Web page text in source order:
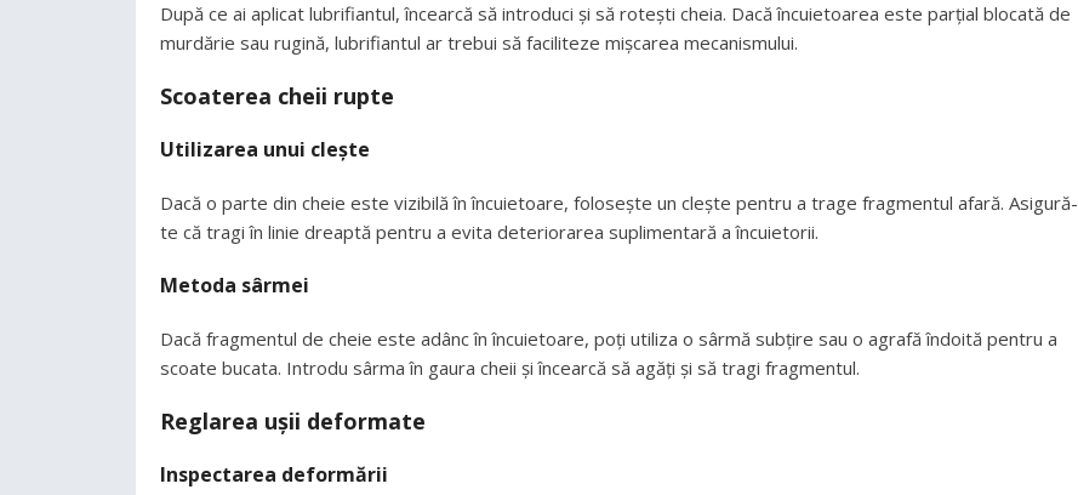
După ce ai aplicat lubrifiantul, încearcă să introduci și să rotești cheia. Dacă încuietoarea este parțial blocată de
murdărie sau rugină, lubrifiantul ar trebui să faciliteze mișcarea mecanismului.
Scoaterea cheii rupte
Utilizarea unui clește
Dacă o parte din cheie este vizibilă în încuietoare, folosește un clește pentru a trage fragmentul afară. Asigură-
te că tragi în linie dreaptă pentru a evita deteriorarea suplimentară a încuietorii.
Metoda sârmei
Dacă fragmentul de cheie este adânc în încuietoare, poți utiliza o sârmă subțire sau o agrafă îndoită pentru a
scoate bucata. Introdu sârma în gaura cheii și încearcă să agăți și să tragi fragmentul.
Reglarea ușii deformate
Inspectarea deformării